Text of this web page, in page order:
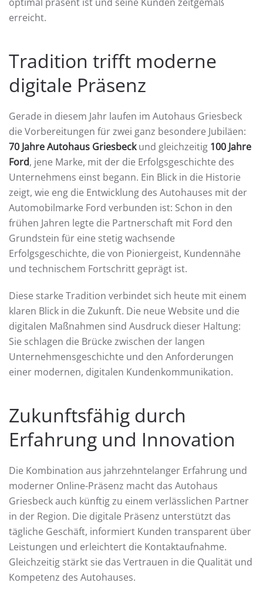
erreicht.
Tradition trifft moderne
digitale Präsenz
Gerade in diesem Jahr laufen im Autohaus Griesbeck
die Vorbereitungen für zwei ganz besondere Jubiläen:
70 Jahre Autohaus Griesbeckund gleichzeitig 100 Jahre
Ford, jene Marke, mit der die Erfolgsgeschichte des
Unternehmens einst begann. Ein Blick in die Historie
zeigt, wie eng die Entwicklung des Autohauses mit der
Automobilmarke Ford verbunden ist: Schon in den
frühen Jahren legte die Partnerschaft mit Ford den
Grundstein für eine stetig wachsende
Erfolgsgeschichte, die von Pioniergeist, Kundennähe
und technischem Fortschritt geprägt ist.
Diese starke Tradition verbindet sich heute mit einem
klaren Blick in die Zukunft. Die neue Website und die
digitalen Maßnahmen sind Ausdruck dieser Haltung:
Sie schlagen die Brücke zwischen der langen
Unternehmensgeschichte und den Anforderungen
einer modernen, digitalen Kundenkommunikation.
Zukunftsfähig durch
Erfahrung und Innovation
Die Kombination aus jahrzehntelanger Erfahrung und
moderner Online-Präsenz macht das Autohaus
Griesbeck auch künftig zu einem verlässlichen Partner
in der Region. Die digitale Präsenz unterstützt das
tägliche Geschäft, informiert Kunden transparent über
Leistungen und erleichtert die Kontaktaufnahme.
Gleichzeitig stärkt sie das Vertrauen in die Qualität und
Kompetenz des Autohauses.